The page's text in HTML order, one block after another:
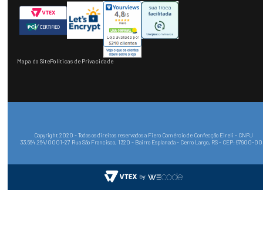
Mapa do SitePolíticas de Privacidade
Copyright 2020 - Todos os direitos reservados a Fiero Comércio de Confecção Eireli - CNPJ
33.564.264/0001-27 Rua São Francisco, 1320 - Bairro Esplanada - Cerro Largo, RS - CEP: 97900-